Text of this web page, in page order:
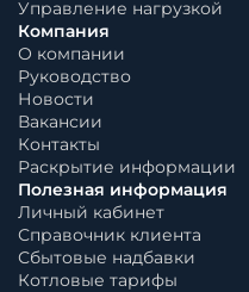
Управление нагрузкой
Компания
О компании
Руководство
Новости
Вакансии
Контакты
Раскрытие информации
Полезная информация
Личный кабинет
Справочник клиента
Сбытовые надбавки
Котловые тарифы